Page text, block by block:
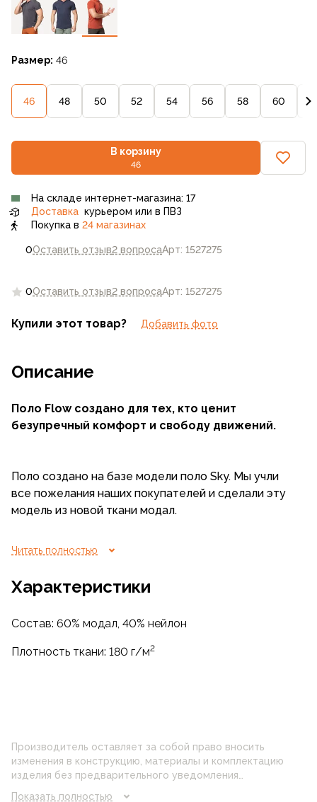
0Оставить отзыв2 вопросаАрт: 1527275
Размер: 46
46 48 50 52 54 56 58 60
В корзину
46
0Оставить отзыв2 вопросаАрт: 1527275
На складе интернет-магазина: 17
Доставка курьером или в ПВЗ
Покупка в 24 магазинах
Купили этот товар? Добавить фото
Описание
Поло Flow создано для тех, кто ценит
безупречный комфорт и свободу движений.
Поло создано на базе модели поло Sky. Мы учли
все пожелания наших покупателей и сделали эту
модель из новой ткани модал.
Содержание высокотехнологичного модала в
гладкость и высокую гигроскопичность. Модал
эффективно отводит влагу и поддерживает
быстро сохнет, даря ощущение прохлады и
комфорта.
Читать полностью
Характеристики
Состав: 60% модал, 40% нейлон
Плотность ткани: 180 г/м2
Производитель оставляет за собой право вносить
изменения в конструкцию, материалы и комплектацию
изделия без предварительного уведомления
Показать полностью